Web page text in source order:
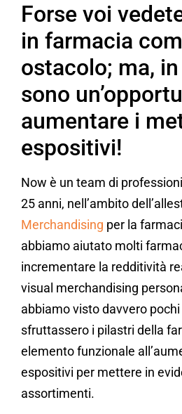
Forse voi
in farmacia
ostacolo; ma,
sono
aumentare i
espositivi!
Now è un team di
25 anni, nell’ambito
Merchandising per la
abbiamo aiutato molti
incrementare la redditività
visual merchandising
abbiamo visto davvero
sfruttassero i pilastri della
elemento funzionale
espositivi per mettere in
assortimenti.